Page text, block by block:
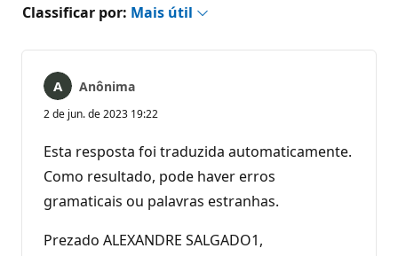
Classificar por: Mais útil
Anônima
2 de jun. de 2023 19:22
Esta resposta foi traduzida automaticamente.
Como resultado, pode haver erros
gramaticais ou palavras estranhas.
Prezado ALEXANDRE SALGADO1,